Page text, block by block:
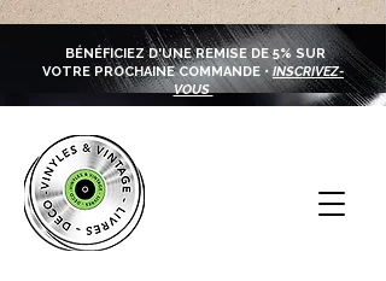
BÉNÉFICIEZ D'UNE REMISE DE 5% SUR
VOTRE PROCHAINE COMMANDE • INSCRIVEZ-
VOUS